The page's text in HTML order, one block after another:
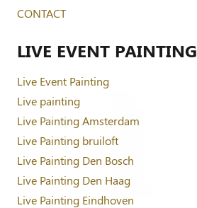
CONTACT
LIVE EVENT PAINTING
Live Event Painting
Live painting
Live Painting Amsterdam
Live Painting bruiloft
Live Painting Den Bosch
Live Painting Den Haag
Live Painting Eindhoven